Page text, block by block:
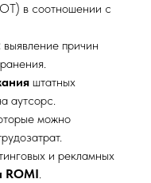
в соотношении с
выявление причин
штатных
аутсорс.
можно
и рекламных
ROMI.